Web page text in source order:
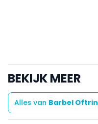
BEKIJK MEER
Alles van Barbel